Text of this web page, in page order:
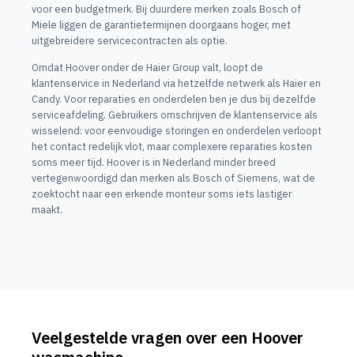
voor een budgetmerk. Bij duurdere merken zoals Bosch of
Miele liggen de garantietermijnen doorgaans hoger, met
uitgebreidere servicecontracten als optie.
Omdat Hoover onder de Haier Group valt, loopt de
klantenservice in Nederland via hetzelfde netwerk als Haier en
Candy. Voor reparaties en onderdelen ben je dus bij dezelfde
serviceafdeling. Gebruikers omschrijven de klantenservice als
wisselend: voor eenvoudige storingen en onderdelen verloopt
het contact redelijk vlot, maar complexere reparaties kosten
soms meer tijd. Hoover is in Nederland minder breed
vertegenwoordigd dan merken als Bosch of Siemens, wat de
zoektocht naar een erkende monteur soms iets lastiger
maakt.
Veelgestelde vragen over een Hoover